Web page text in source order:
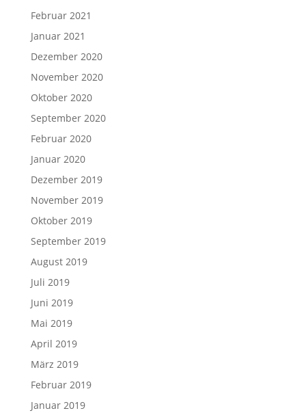
Februar 2021
Januar 2021
Dezember 2020
November 2020
Oktober 2020
September 2020
Februar 2020
Januar 2020
Dezember 2019
November 2019
Oktober 2019
September 2019
August 2019
Juli 2019
Juni 2019
Mai 2019
April 2019
März 2019
Februar 2019
Januar 2019